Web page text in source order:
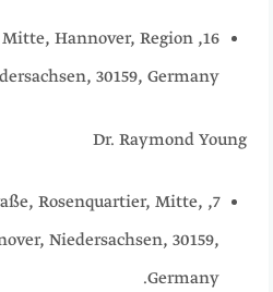
Mitte, Hannover, Region
30159, Germany
Dr. Raymond Young
Rosenquartier, Mitte,
Niedersachsen, 30159,
Germany.